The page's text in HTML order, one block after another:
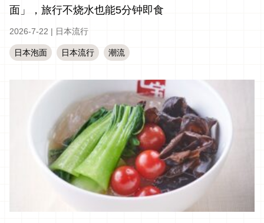
面」，旅行不烧水也能5分钟即食
2026-7-22 | 日本流行
日本泡面 日本流行 潮流